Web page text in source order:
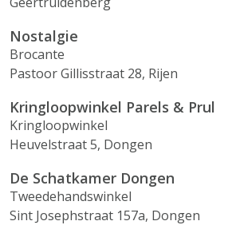
Nostalgie
Brocante
Pastoor Gillisstraat 28, Rijen
Kringloopwinkel Parels & Prul
Kringloopwinkel
Heuvelstraat 5, Dongen
De Schatkamer Dongen
Tweedehandswinkel
Sint Josephstraat 157a, Dongen